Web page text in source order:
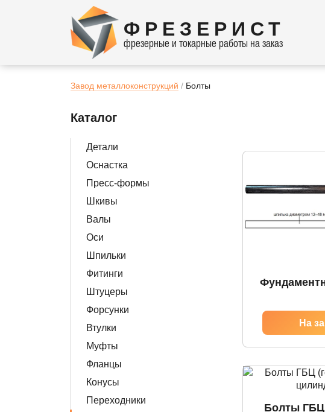
ФРЕЗЕРИСТ
фрезерные и токарные работы на заказ
Завод металлоконструкций Болты
Каталог
Детали
Оснастка
Пресс-формы
Шкивы
Валы
Оси
Шпильки
Фитинги
Штуцеры
Форсунки
Втулки
Муфты
Фланцы
Конусы
Переходники
Болты ГБЦ